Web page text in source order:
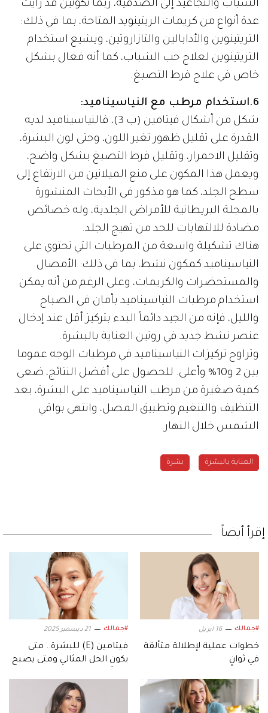
الشباب والتجاعيد إلى الصدفية، ربما تكونين قد رأيت
عدة أنواع من كريمات الريتينويد المتاحة، بما في ذلك:
التريتينوين والأدابالين والتازاروتين، ويشيع استخدام
التريتينوين لعلاج حب الشباب، كما أنه فعال بشكل
خاص في علاج فرط التصبغ.
6.استخدام مرطب مع النياسيناميد:
شكل من أشكال فيتامين (ب 3)، فالنياسيناميد لديه
القدرة على تقليل ظهور تغير اللون، وحتى لون البشرة،
وتقليل الاحمرار، وتقليل فرط التصبغ بشكل واضح،
ويعمل هذا المكون على منع الميلانين من الارتفاع إلى
سطح الجلد، كما هو مذكور في الأبحاث المنشورة
بالمجلة البريطانية للأمراض الجلدية، وله خصائص
مضادة للالتهابات للحد من تهيج الجلد.
هناك تشكيلة واسعة من المرطبات التي تحتوي على
النياسيناميد كمكون نشط، بما في ذلك: الأمصال
والمستحضرات والكريمات، وعلى الرغم من أنه يمكن
استخدام مرطبات النياسيناميد بأمان في الصباح
والليل، فإنه من الجيد دائماً البدء بتركيز أقل عند إدخال
عنصر نشط جديد في روتين العناية بالبشرة.
وتراوح تركيزات النياسيناميد في مرطبات الوجه عموما
بين 2 و10% وأعلى. للحصول على أفضل النتائج، ضعي
كمية صغيرة من مرطب النياسيناميد على البشرة، بعد
التنظيف والتنغيم وتطبيق المصل، وانتهى بواقي
الشمس خلال النهار.
العناية بالبشرة بشرة
إقرأ أيضاً
#جمالك 16 ابريل
خطوات عملية لإطلالة متألقة
في ثوانٍ
#جمالك 21 ديسمبر 2025
فيتامين (E) للبشرة.. متى
يكون الحل المثالي ومتى يصبح